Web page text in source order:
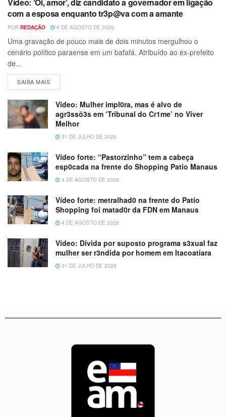
Vídeo: ‘Oi, amor’, diz candidato a governador em ligação
com a esposa enquanto tr3p@va com a amante
POR REDAÇÃO 4 DE AGOSTO DE 2026
Uma gravação de pouco mais de dois minutos mergulhou o
cenário político paraense em um bafafá. Atribuído ao ex-prefeito
de...
SAIBA MAIS
Vídeo: Mulher impl0ra, mas é alvo de
agr3ssõ3s em ‘Tribunal do Cr1me’ no Viver
Melhor
31 DE JULHO DE 2026
Vídeo forte: “Pastorzinho” tem a cabeça
esp0cada na frente do Shopping Patio Manaus
4 DE AGOSTO DE 2026
Vídeo forte: metralhad0 na frente do Patio
Shopping foi matad0r da FDN em Manaus
4 DE AGOSTO DE 2026
Vídeo: Dívida por suposto programa s3xual faz
mulher ser r3ndida por homem em Itacoatiara
31 DE JULHO DE 2026